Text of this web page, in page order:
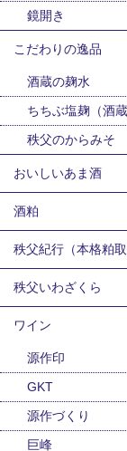
鏡開き
こだわりの逸品
酒蔵の麹水
ちちぶ塩麹（酒蔵
秩父のからみそ
おいしいあま酒
酒粕
秩父紀行（本格粕取
秩父いわざくら
ワイン
源作印
GKT
源作づくり
巨峰